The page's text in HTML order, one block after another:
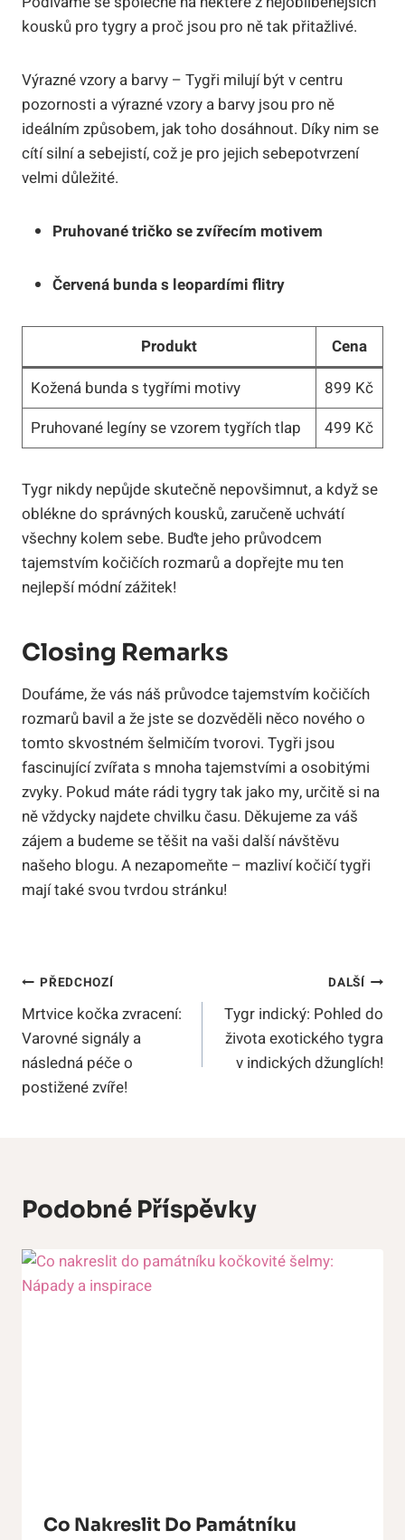
kousků pro tygry a proč jsou⁤ pro ně tak přitažlivé.
Výrazné vzory a barvy⁣ – Tygři milují být v centru
pozornosti a výrazné ‌vzory a barvy jsou pro ně
ideálním ⁢způsobem, jak‍ toho dosáhnout. Díky nim ⁢se
cítí silní a sebejistí, což je ‌pro ⁤jejich ⁣sebepotvrzení
velmi důležité.
Pruhované tričko se zvířecím motivem
Červená‍ bunda s leopardími flitry
Produkt
Cena
Kožená bunda s tygřími motivy
899 ⁢Kč
Pruhované‌ legíny se vzorem tygřích tlap
499 ⁢Kč
Tygr nikdy nepůjde skutečně nepovšimnut, ​a když ⁤se
oblékne do správných kousků, zaručeně⁢ uchvátí
všechny kolem ⁢sebe. Buďte jeho průvodcem
⁤tajemstvím kočičích rozmarů a dopřejte⁤ mu ten
nejlepší ‌módní⁤ zážitek!
Closing⁢ Remarks
Doufáme, že vás náš průvodce tajemstvím kočičích
rozmarů⁣ bavil a že jste se dozvěděli‍ něco nového o
tomto skvostném‌ šelmičím tvorovi. Tygři jsou
⁤fascinující zvířata ​s mnoha tajemstvími ​a osobitými
zvyky. Pokud máte rádi tygry⁢ tak jako my, určitě si na
ně vždycky najdete‍ chvilku času. Děkujeme ​za váš
zájem a budeme se těšit na vaši další návštěvu ​
našeho blogu. A ​nezapomeňte⁢ – mazliví ⁢kočičí tygři
mají také svou tvrdou stránku!
Navigace
Pro
Příspěvek
PŘEDCHOZÍ
Mrtvice kočka zvracení:
Varovné signály a
následná péče o
postižené zvíře!
DALŠÍ
Tygr indický: Pohled do
života exotického tygra
v indických džunglích!
Podobné Příspěvky
Co Nakreslit Do Památníku